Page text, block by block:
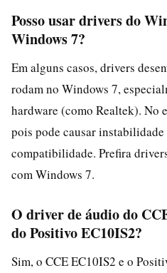
Posso usar drivers do
Windows 7?
Em alguns casos, drivers
rodam no Windows 7,
hardware (como Realtek). No
pois pode causar
compatibilidade. Prefira
com Windows 7.
O driver de áudio do
do Positivo EC10IS2?
Sim, o CCE EC10IS2 e o